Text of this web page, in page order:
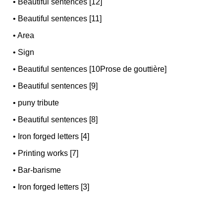
• Beautiful sentences [12]
• Beautiful sentences [11]
•Area
• Sign
• Beautiful sentences [10Prose de gouttière]
• Beautiful sentences [9]
• puny tribute
• Beautiful sentences [8]
• Iron forged letters [4]
• Printing works [7]
• Bar-barisme
• Iron forged letters [3]